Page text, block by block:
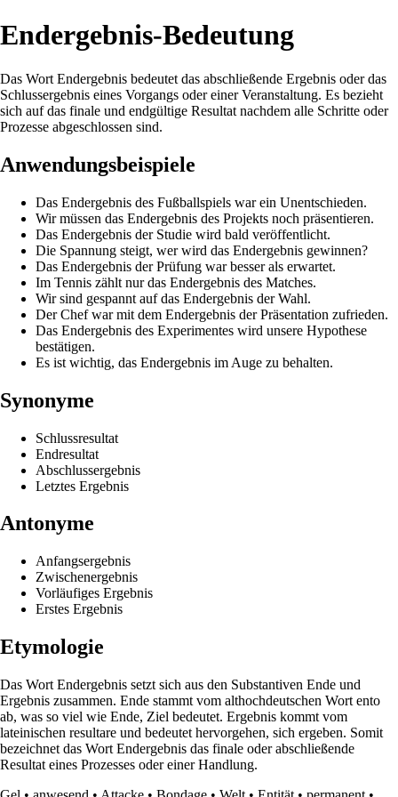
Endergebnis-Bedeutung
Das Wort Endergebnis bedeutet das abschließende Ergebnis oder das
Schlussergebnis eines Vorgangs oder einer Veranstaltung. Es bezieht
sich auf das finale und endgültige Resultat nachdem alle Schritte oder
Prozesse abgeschlossen sind.
Anwendungsbeispiele
Das Endergebnis des Fußballspiels war ein Unentschieden.
Wir müssen das Endergebnis des Projekts noch präsentieren.
Das Endergebnis der Studie wird bald veröffentlicht.
Die Spannung steigt, wer wird das Endergebnis gewinnen?
Das Endergebnis der Prüfung war besser als erwartet.
Im Tennis zählt nur das Endergebnis des Matches.
Wir sind gespannt auf das Endergebnis der Wahl.
Der Chef war mit dem Endergebnis der Präsentation zufrieden.
Das Endergebnis des Experimentes wird unsere Hypothese
bestätigen.
Es ist wichtig, das Endergebnis im Auge zu behalten.
Synonyme
Schlussresultat
Endresultat
Abschlussergebnis
Letztes Ergebnis
Antonyme
Anfangsergebnis
Zwischenergebnis
Vorläufiges Ergebnis
Erstes Ergebnis
Etymologie
Das Wort Endergebnis setzt sich aus den Substantiven Ende und
Ergebnis zusammen. Ende stammt vom althochdeutschen Wort ento
ab, was so viel wie Ende, Ziel bedeutet. Ergebnis kommt vom
lateinischen resultare und bedeutet hervorgehen, sich ergeben. Somit
bezeichnet das Wort Endergebnis das finale oder abschließende
Resultat eines Prozesses oder einer Handlung.